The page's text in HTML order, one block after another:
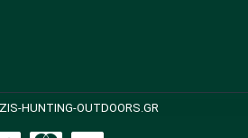
HUNTING-OUTDOORS.GR